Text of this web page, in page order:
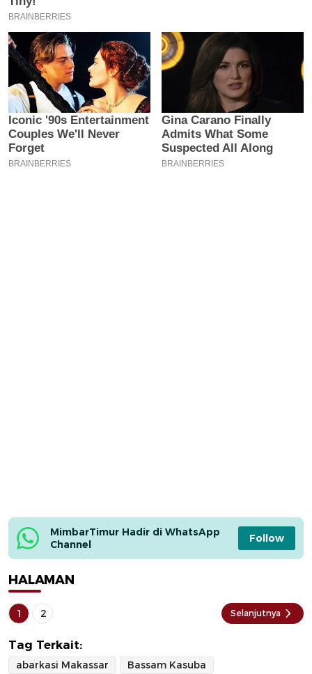
MimbarTimur Hadir di WhatsApp
Channel
Follow
HALAMAN
1 2 Selanjutnya
Tag Terkait:
abarkasi Makassar
Bassam Kasuba